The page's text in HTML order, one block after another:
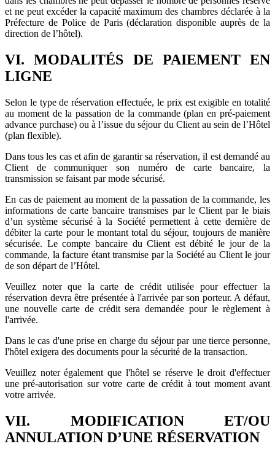
et ne peut excéder la capacité maximum des chambres déclarée à la
Préfecture de Police de Paris (déclaration disponible auprès de la
direction de l’hôtel).
VI. MODALITÉS DE PAIEMENT EN
LIGNE
Selon le type de réservation effectuée, le prix est exigible en totalité
au moment de la passation de la commande (plan en pré-paiement
advance purchase) ou à l’issue du séjour du Client au sein de l’Hôtel
(plan flexible).
Dans tous les cas et afin de garantir sa réservation, il est demandé au
Client de communiquer son numéro de carte bancaire, la
transmission se faisant par mode sécurisé.
En cas de paiement au moment de la passation de la commande, les
informations de carte bancaire transmises par le Client par le biais
d’un système sécurisé à la Société permettent à cette dernière de
débiter la carte pour le montant total du séjour, toujours de manière
sécurisée. Le compte bancaire du Client est débité le jour de la
commande, la facture étant transmise par la Société au Client le jour
de son départ de l’Hôtel.
Veuillez noter que la carte de crédit utilisée pour effectuer la
réservation devra être présentée à l'arrivée par son porteur. A défaut,
une nouvelle carte de crédit sera demandée pour le règlement à
l'arrivée.
Dans le cas d'une prise en charge du séjour par une tierce personne,
l'hôtel exigera des documents pour la sécurité de la transaction.
Veuillez noter également que l'hôtel se réserve le droit d'effectuer
une pré-autorisation sur votre carte de crédit à tout moment avant
votre arrivée.
VII. MODIFICATION ET/OU
ANNULATION D’UNE RÉSERVATION